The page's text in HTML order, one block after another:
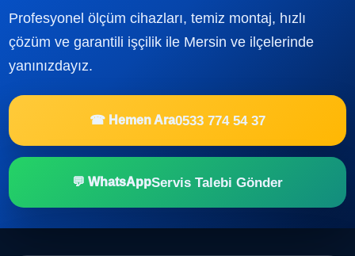
Profesyonel ölçüm cihazları, temiz montaj, hızlı
çözüm ve garantili işçilik ile Mersin ve ilçelerinde
yanınızdayız.
☎ Hemen Ara0533 774 54 37
💬 WhatsAppServis Talebi Gönder